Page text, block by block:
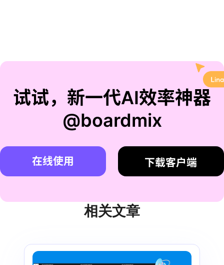
试试，新一代AI效率神器
@boardmix
在线使用 下载客户端
相关文章